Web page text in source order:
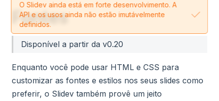
Fontes
Disponível a partir da v0.20
Enquanto você pode usar HTML e CSS para
customizar as fontes e estilos nos seus slides como
preferir, o Slidev também provê um jeito
O Slidev ainda está em forte desenvolvimento. A
API e os usos ainda não estão imutávelmente
definidos.